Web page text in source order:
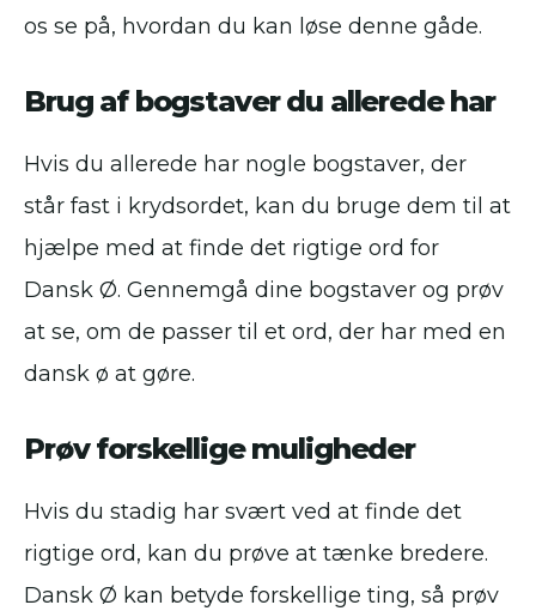
os se på, hvordan du kan løse denne gåde.
Brug af bogstaver du allerede har
Hvis du allerede har nogle bogstaver, der
står fast i krydsordet, kan du bruge dem til at
hjælpe med at finde det rigtige ord for
Dansk Ø. Gennemgå dine bogstaver og prøv
at se, om de passer til et ord, der har med en
dansk ø at gøre.
Prøv forskellige muligheder
Hvis du stadig har svært ved at finde det
rigtige ord, kan du prøve at tænke bredere.
Dansk Ø kan betyde forskellige ting, så prøv